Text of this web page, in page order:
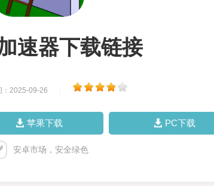
速器下载链接
：2025-09-26
苹果下载 PC下载
安卓市场，安全绿色